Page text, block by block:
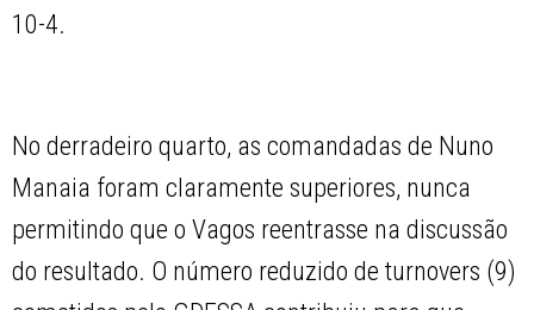
10-4.
No derradeiro quarto, as comandadas de Nuno
Manaia foram claramente superiores, nunca
permitindo que o Vagos reentrasse na discussão
do resultado. O número reduzido de turnovers (9)